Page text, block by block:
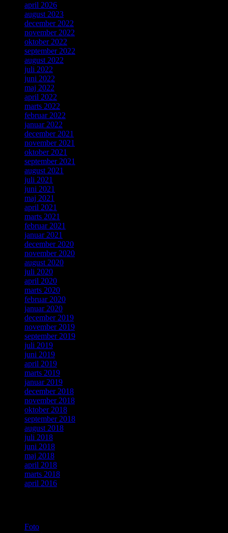
april 2026
august 2023
december 2022
november 2022
oktober 2022
september 2022
august 2022
juli 2022
juni 2022
maj 2022
april 2022
marts 2022
februar 2022
januar 2022
december 2021
november 2021
oktober 2021
september 2021
august 2021
juli 2021
juni 2021
maj 2021
april 2021
marts 2021
februar 2021
januar 2021
december 2020
november 2020
august 2020
juli 2020
april 2020
marts 2020
februar 2020
januar 2020
december 2019
november 2019
september 2019
juli 2019
juni 2019
april 2019
marts 2019
januar 2019
december 2018
november 2018
oktober 2018
september 2018
august 2018
juli 2018
juni 2018
maj 2018
april 2018
marts 2018
april 2016
Foto